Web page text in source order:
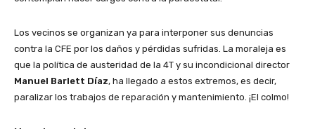
Los vecinos se organizan ya para interponer sus denuncias
contra la CFE por los daños y pérdidas sufridas. La moraleja es
que la política de austeridad de la 4T y su incondicional director
Manuel Barlett Díaz, ha llegado a estos extremos, es decir,
paralizar los trabajos de reparación y mantenimiento. ¡El colmo!